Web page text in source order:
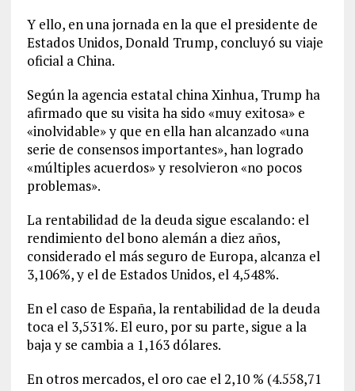
Y ello, en una jornada en la que el presidente de
Estados Unidos, Donald Trump, concluyó su viaje
oficial a China.
Según la agencia estatal china Xinhua, Trump ha
afirmado que su visita ha sido «muy exitosa» e
«inolvidable» y que en ella han alcanzado «una
serie de consensos importantes», han logrado
«múltiples acuerdos» y resolvieron «no pocos
problemas».
La rentabilidad de la deuda sigue escalando: el
rendimiento del bono alemán a diez años,
considerado el más seguro de Europa, alcanza el
3,106%, y el de Estados Unidos, el 4,548%.
En el caso de España, la rentabilidad de la deuda
toca el 3,531%. El euro, por su parte, sigue a la
baja y se cambia a 1,163 dólares.
En otros mercados, el oro cae el 2,10 % (4.558,71